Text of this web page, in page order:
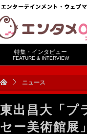
特集・インタビュー
FEATURE & INTERVIEW
ニュース
東出昌大「
セー美術館展